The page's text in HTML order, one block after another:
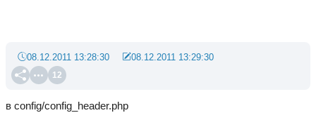
12
08.12.2011 13:28:30 08.12.2011 13:29:30
в config/config_header.php